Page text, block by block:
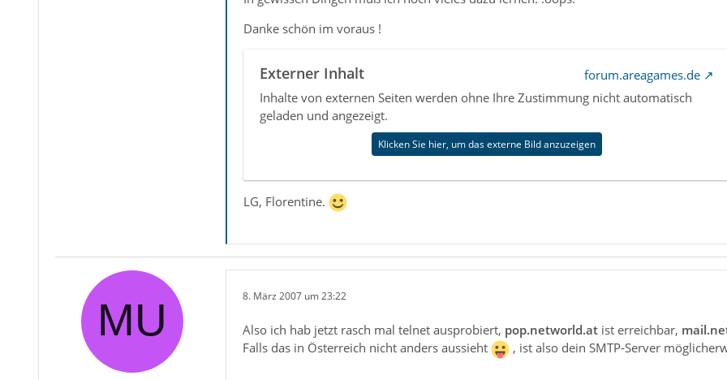
Danke schön im voraus !
Externer Inhalt
forum.areagames.de
Inhalte von externen Seiten werden ohne Ihre Zustimmung nicht automatisch
geladen und angezeigt.
Klicken Sie hier, um das externe Bild anzuzeigen
LG, Florentine.
8. März 2007 um 23:22
Also ich hab jetzt rasch mal telnet ausprobiert, pop.networld.at ist erreichbar,
Falls das in Österreich nicht anders aussieht
, ist also dein SMTP-Server